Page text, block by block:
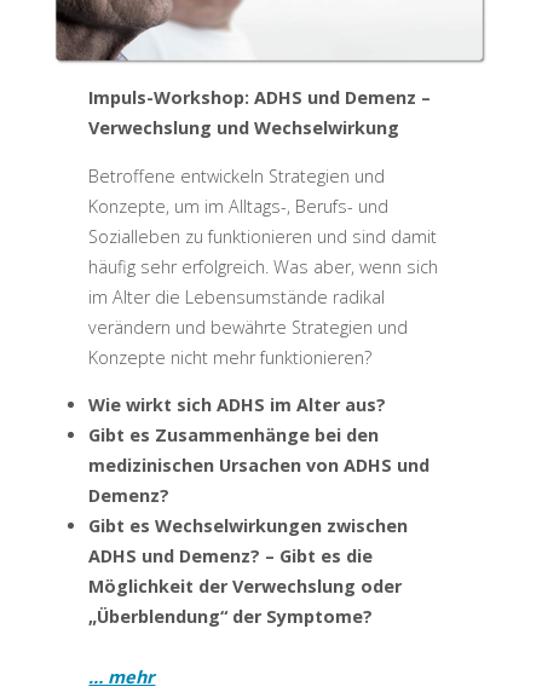
Impuls-Workshop: ADHS und Demenz –
Verwechslung und Wechselwirkung
Betroffene entwickeln Strategien und
Konzepte, um im Alltags-, Berufs- und
Sozialleben zu funktionieren und sind damit
häufig sehr erfolgreich. Was aber, wenn sich
im Alter die Lebensumstände radikal
verändern und bewährte Strategien und
Konzepte nicht mehr funktionieren?
Wie wirkt sich ADHS im Alter aus?
Gibt es Zusammenhänge bei den
medizinischen Ursachen von ADHS und
Demenz?
Gibt es Wechselwirkungen zwischen
ADHS und Demenz? – Gibt es die
Möglichkeit der Verwechslung oder
„Überblendung“ der Symptome?
… mehr